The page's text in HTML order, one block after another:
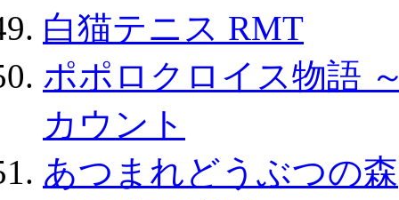
白猫テニス RMT
ポポロクロイス物語
カウント
あつまれどうぶつの森